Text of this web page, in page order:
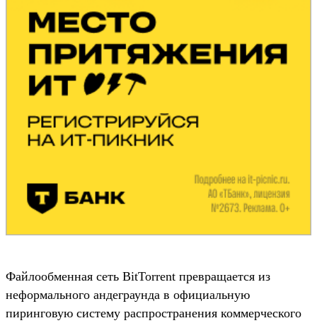
Файлообменная сеть BitTorrent превращается из
неформального андеграунда в официальную
пиринговую систему распространения коммерческого